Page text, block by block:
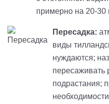
примерно на 20-30
Пересадка:
виды
нуждаются;
пересаживать
подрастания;